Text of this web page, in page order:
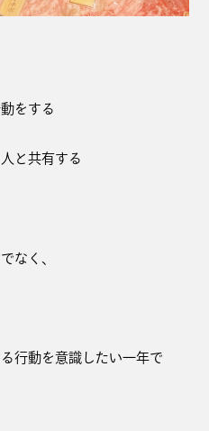
をする
と共有する
なく、
行動を意識したい一年で